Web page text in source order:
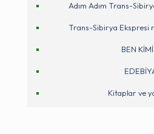
Adım Adım Trans-
Trans-Sibirya Ekspresi
BEN
Kitaplar ve